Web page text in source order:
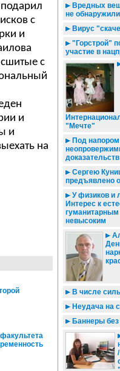
с
и
с
и
и
на
Вредных
не обнаружили
Вирус
"Горстрой"
участие в
"Мечте"
Под напором
доказательств
Сергею
предъявлено
У физиков и
Интерес к
гуманитарным
невысоким
В числе
Неудача на
Баннеры без